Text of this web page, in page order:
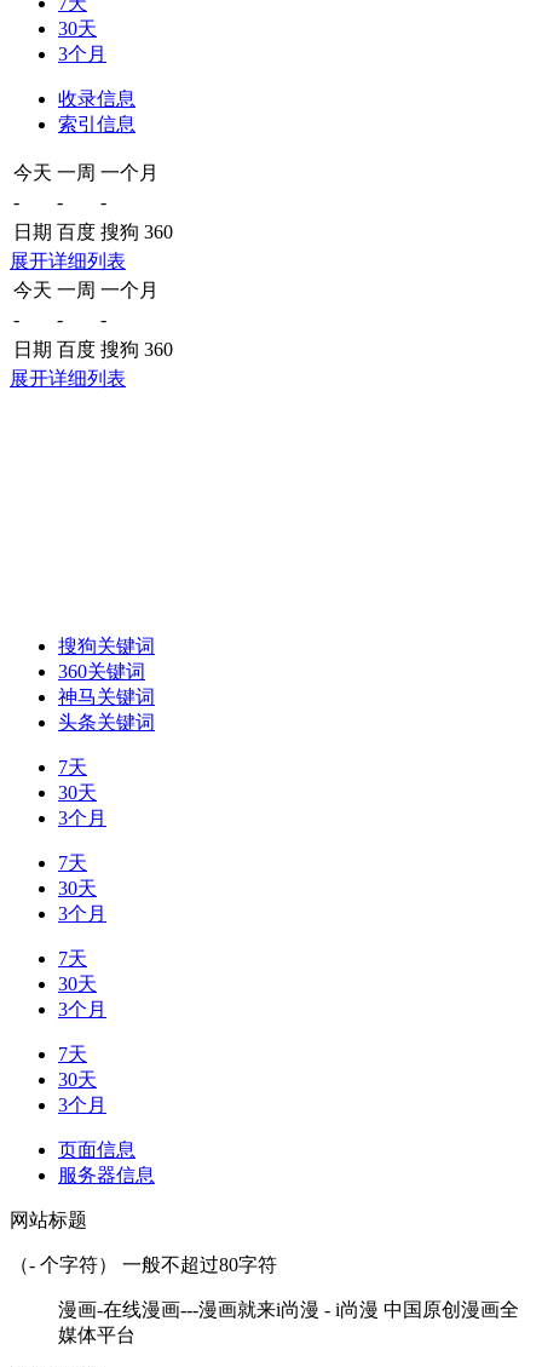
30天
3个月
收录信息
索引信息
今天 一周 一个月
-
-
-
日期 百度 搜狗 360
展开详细列表
今天 一周 一个月
-
-
-
日期 百度 搜狗 360
展开详细列表
搜狗关键词
360关键词
神马关键词
头条关键词
7天
30天
3个月
7天
30天
3个月
7天
30天
3个月
7天
30天
3个月
页面信息
服务器信息
网站标题
（- 个字符） 一般不超过80字符
漫画-在线漫画---漫画就来i尚漫 - i尚漫 中国原创漫画全
媒体平台